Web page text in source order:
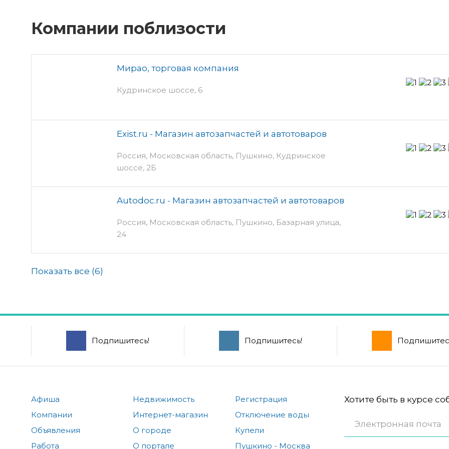
Компании поблизости
Мирао, торговая компания
Кудринское шоссе, 6
Exist.ru - Магазин автозапчастей и автотоваров
Россия, Московская область, Пушкино, Кудринское
шоссе, 2Б
Autodoc.ru - Магазин автозапчастей и автотоваров
Россия, Московская область, Пушкино, Базарная улица,
24
Показать все (6)
Подпишитесь! Подпишитесь!
Афиша
Компании
Объявления
Работа
Недвижимость
Интернет-магазин
О городе
О портале
Регистрация
Отключение воды
Купели
Пушкино - Москва
Хотите быть в курсе